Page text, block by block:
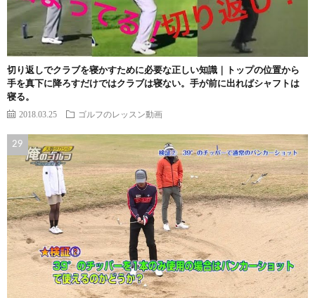
切り返しでクラブを寝かすために必要な正しい知識｜トップの位置から
手を真下に降ろすだけではクラブは寝ない。手が前に出ればシャフトは
寝る。
2018.03.25 ゴルフのレッスン動画